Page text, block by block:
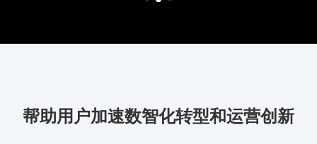
帮助用户加速数智化转型和运营创新